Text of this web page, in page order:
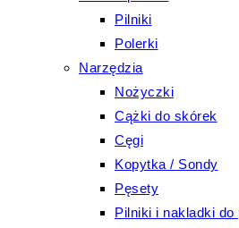
Pilniki
Polerki
Narzędzia
Nożyczki
Cążki do skórek
Cęgi
Kopytka / Sondy
Pęsety
Pilniki i nakladki do